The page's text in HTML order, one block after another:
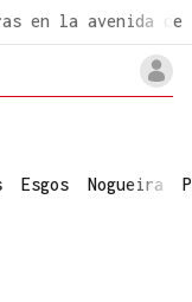
en la avenida de
Esgos Nogueira